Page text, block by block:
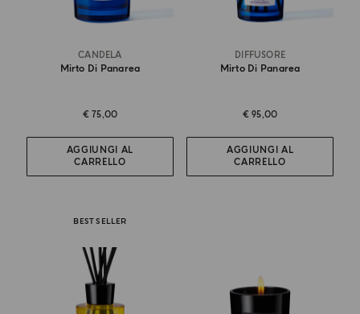
CANDELA
Mirto Di Panarea
€ 75,00
AGGIUNGI AL
CARRELLO
DIFFUSORE
Mirto Di Panarea
€ 95,00
AGGIUNGI AL
CARRELLO
BEST SELLER